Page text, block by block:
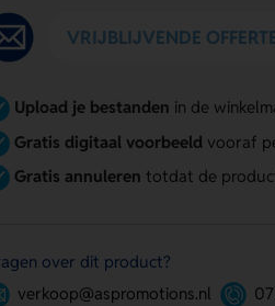
VRIJBLIJVENDE
Upload je bestanden in de
Gratis digitaal voorbeeldvooraf
Gratis annuleren totdat de
over dit product?
verkoop@aspromotions.nl